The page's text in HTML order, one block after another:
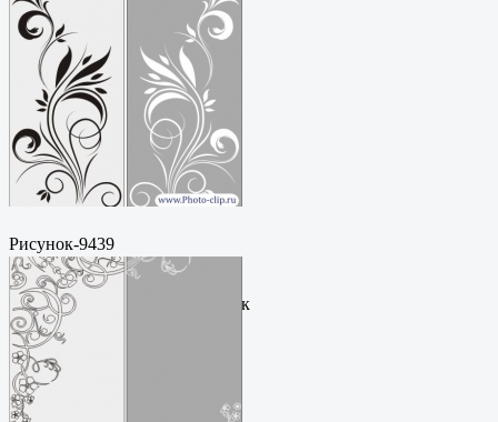
Рисунок-9439
Пескоструйный
рисунокФормат: cdrЦена: 200
руб.Метки: векторный рисунок